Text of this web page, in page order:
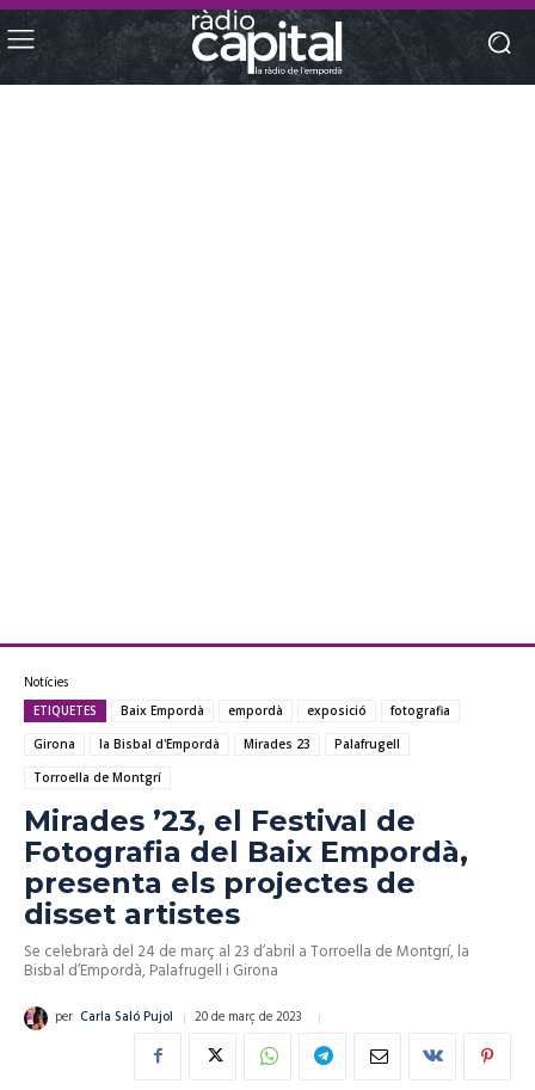
Notícies
ETIQUETES Baix Empordà empordà exposició
fotografia
Girona
la Bisbal d'Empordà Mirades 23
Palafrugell
Torroella de Montgrí
Mirades ’23, el Festival de
Fotografia del Baix Empordà,
presenta els projectes de
disset artistes
Se celebrarà del 24 de març al 23 d’abril a Torroella de Montgrí, la
Bisbal d’Empordà, Palafrugell i Girona
per Carla Saló Pujol 20 de març de 2023